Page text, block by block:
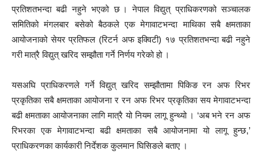
प्रतिशतभन्दा बढी नहुने भएको छ । नेपाल विद्युत् प्राधिकरणको सञ्चालक
समितिको मंगलबार बसेको बैठकले एक मेगावाटभन्दा माथिका सबै क्षमताका
आयोजनाको सेयर प्रतिफल (रिटर्न अफ इक्विटी) १७ प्रतिशतभन्दा बढी नहुने
गरी मात्रै विद्युत् खरिद सम्झौता गर्ने निर्णय गरेको हो ।
यसअघि प्राधिकरणले गर्ने विद्युत् खरिद सम्झौतामा पिकिङ रन अफ रिभर
प्रकृतिका सबै क्षमताका आयोजना र रन अफ रिभर प्रकृतिका सय मेगावाटभन्दा
बढी क्षमताका आयोजनाका लागि मात्रै यो नियम लागू हुन्थ्यो । ‘अब भने रन अफ
रिभरका एक मेगावाटभन्दा बढी क्षमताका सबै आयोजनामा यो लागू हुन्छ,’
प्राधिकरणका कार्यकारी निर्देशक कुलमान घिसिङले बताए ।